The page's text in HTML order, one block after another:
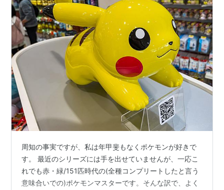
周知の事実ですが、私は年甲斐もなくポケモンが好きで
す。 最近のシリーズには手を出せていませんが、一応こ
れでも赤・緑/151匹時代の(全種コンプリートしたと言う
意味合いでの)ポケモンマスターです。そんな訳で、よく